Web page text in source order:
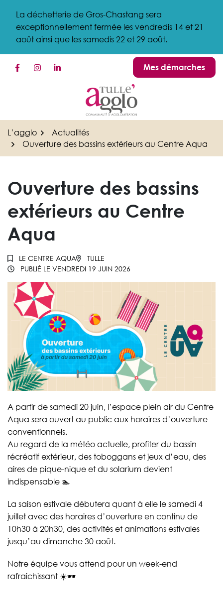
contenu
La déchetterie de Gros-Chastang sera
exceptionnellement fermée les vendredis 14 et 21
août ainsi que les samedis 22 et 29 août.
Lien vers le compte Facebook
Lien vers le compte Instagram
Lien vers le compte LinkedinMes démarches
L’agglo
Actualités
Ouverture des bassins extérieurs au Centre Aqua
Ouverture des bassins
extérieurs au Centre
Aqua
LE CENTRE AQUA
TULLE
PUBLIÉ LE VENDREDI 19 JUIN 2026
A partir de samedi 20 juin, l’espace plein air du Centre
Aqua sera ouvert au public aux horaires d’ouverture
conventionnels.
Au regard de la météo actuelle, profiter du bassin
récréatif extérieur, des toboggans et jeux d’eau, des
aires de pique-nique et du solarium devient
indispensable 🏊
La saison estivale débutera quant à elle le samedi 4
juillet avec des horaires d’ouverture en continu de
10h30 à 20h30, des activités et animations estivales
jusqu’au dimanche 30 août.
Notre équipe vous attend pour un week-end
rafraichissant ☀️🕶️